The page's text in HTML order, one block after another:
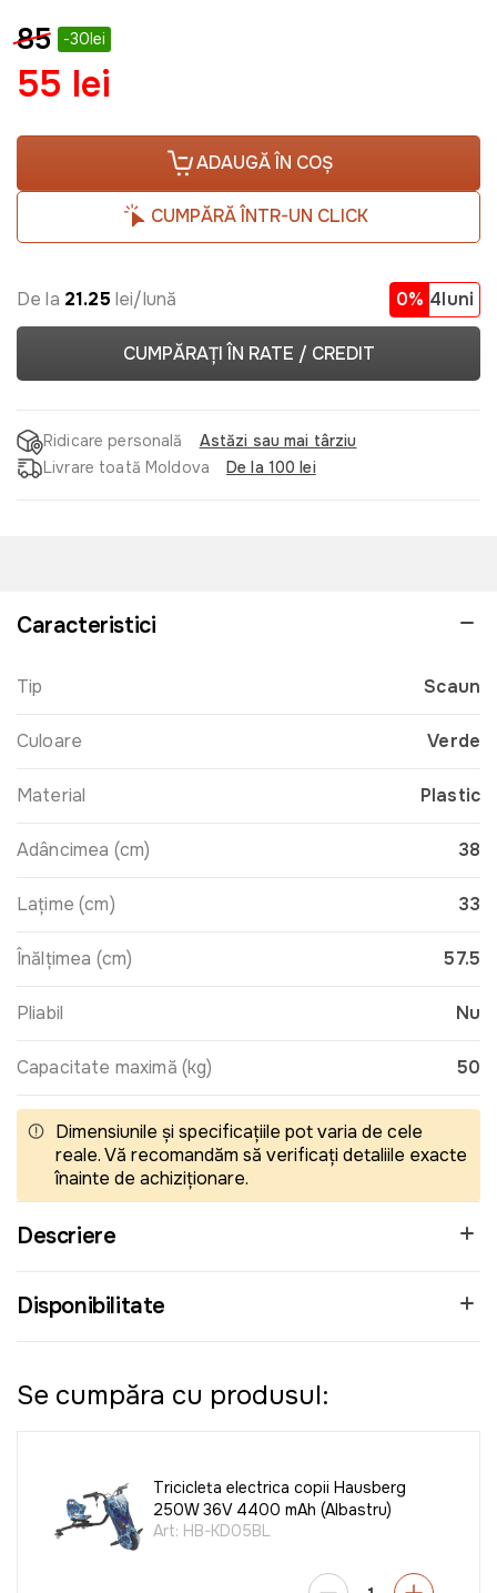
85 -30lei
55 lei
ADAUGĂ ÎN COȘ
CUMPĂRĂ ÎNTR-UN CLICK
De la 21.25 lei/lună 0% 4luni
CUMPĂRAȚI ÎN RATE / CREDIT
Ridicare personală
Astăzi sau mai târziu
Livrare toată Moldova
De la 100 lei
Caracteristici
Tip Scaun
Culoare Verde
Material Plastic
Adâncimea (cm) 38
Lațime (cm) 33
Înălțimea (cm) 57.5
Pliabil Nu
Capacitate maximă (kg) 50
Dimensiunile și specificațiile pot varia de cele
reale. Vă recomandăm să verificați detaliile exacte
înainte de achiziționare.
Descriere
Disponibilitate
Se cumpăra cu produsul:
Tricicleta electrica copii Hausberg
250W 36V 4400 mAh (Albastru)
Art: HB-KD05BL